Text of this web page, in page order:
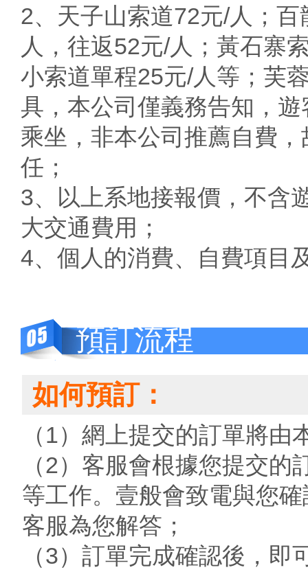
2、天子山索道72元/人；
人，往返52元/人；黃石寨
小索道單程25元/人等；芙
具，本公司僅義務告知，
乘坐，非本公司推薦自費
任；
3、以上系地接報價，不含
大交通費用；
4、個人的消費、自費項目
預訂流程
如何預訂：
（1）網上提交的訂單將
（2）客服會根據您提交
等工作。壹般會致電與您
客服為您解答；
（3）訂單完成確認後，